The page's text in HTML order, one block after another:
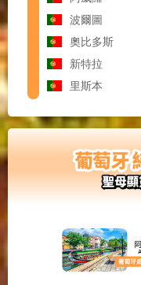
波爾圖
奧比多斯
新特拉
里斯本